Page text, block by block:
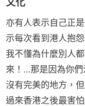
亦有人表示自己正
示每次看到港人抱
我不懂為什麼別人
來！...那是因為你
沒有完美的地方，
過來香港之後最害